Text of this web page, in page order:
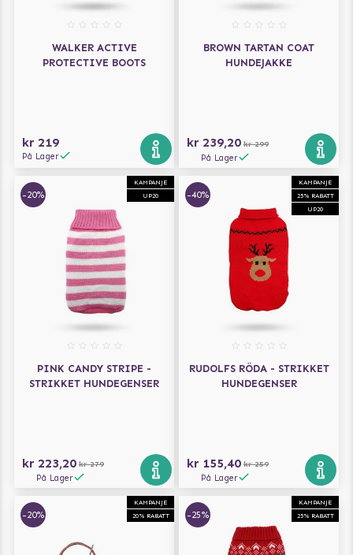
WALKER ACTIVE
PROTECTIVE BOOTS
kr 219
På Lager
BROWN TARTAN COAT
HUNDEJAKKE
kr 239,20 kr 299
På Lager
KAMPANJE
UP20
-20%
PINK CANDY STRIPE -
STRIKKET HUNDEGENSER
kr 223,20 kr 279
På Lager
KAMPANJE
25% RABATT
UP20
-40%
RUDOLFS RÖDA - STRIKKET
HUNDEGENSER
kr 155,40 kr 259
På Lager
KAMPANJE
20% RABATT
-20%
KAMPANJE
25% RABATT
-25%